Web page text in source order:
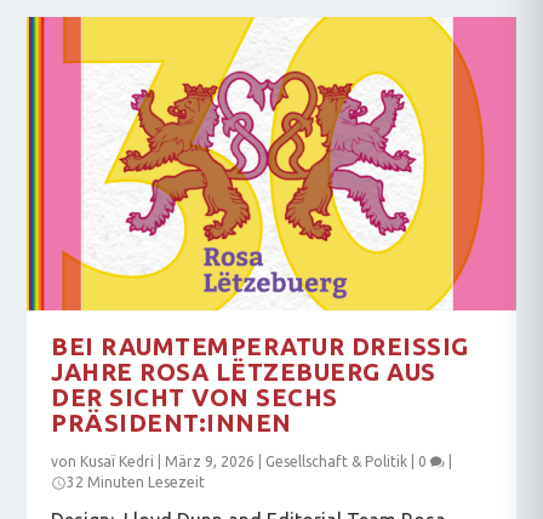
BEI RAUMTEMPERATUR DREISSIG J
AHRE ROSA LËTZEBUERG AUS D
ER SICHT VON SECHS P
RÄSIDENT:INNEN
von Kusaï Kedri März 9, 2026 Gesellschaft & Politik 0
32 Minuten Lesezeit